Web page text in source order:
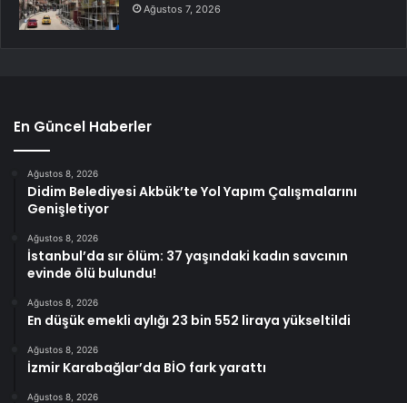
Ağustos 7, 2026
En Güncel Haberler
Ağustos 8, 2026
Didim Belediyesi Akbük’te Yol Yapım Çalışmalarını
Genişletiyor
Ağustos 8, 2026
İstanbul’da sır ölüm: 37 yaşındaki kadın savcının
evinde ölü bulundu!
Ağustos 8, 2026
En düşük emekli aylığı 23 bin 552 liraya yükseltildi
Ağustos 8, 2026
İzmir Karabağlar’da BİO fark yarattı
Ağustos 8, 2026